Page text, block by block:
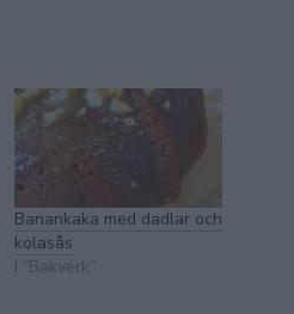
Banankaka med dadlar och
kolasås
I ”Bakverk”